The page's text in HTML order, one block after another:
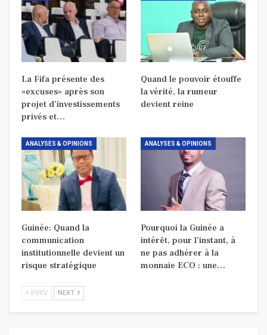
La Fifa présente des
«excuses» après son
projet d’investissements
privés et…
Quand le pouvoir étouffe
la vérité, la rumeur
devient reine
ANALYSES & OPINIONS
Guinée: Quand la
communication
institutionnelle devient un
risque stratégique
ANALYSES & OPINIONS
Pourquoi la Guinée a
intérêt, pour l’instant, à
ne pas adhérer à la
monnaie ECO : une…
PREV NEXT